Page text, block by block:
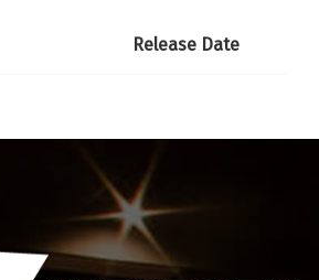
Release Date